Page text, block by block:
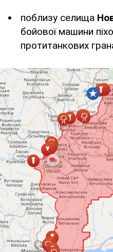
поблизу селища
бойової машини
протитанкових